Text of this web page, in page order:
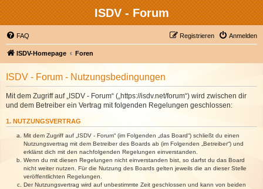
ISDV - Forum
FAQ Anmelden
Registrieren
ISDV-Homepage Foren
ISDV - Forum - Nutzungsbedingungen
Mit dem Zugriff auf „ISDV - Forum“ („https://isdv.net/forum“) wird zwischen dir
und dem Betreiber ein Vertrag mit folgenden Regelungen geschlossen:
1. NUTZUNGSVERTRAG
Mit dem Zugriff auf „ISDV - Forum“ (im Folgenden „das Board“) schließt du einen
Nutzungsvertrag mit dem Betreiber des Boards ab (im Folgenden „Betreiber“) und
erklärst dich mit den nachfolgenden Regelungen einverstanden.
Wenn du mit diesen Regelungen nicht einverstanden bist, so darfst du das Board
nicht weiter nutzen. Für die Nutzung des Boards gelten jeweils die an dieser Stelle
veröffentlichten Regelungen.
Der Nutzungsvertrag wird auf unbestimmte Zeit geschlossen und kann von beiden